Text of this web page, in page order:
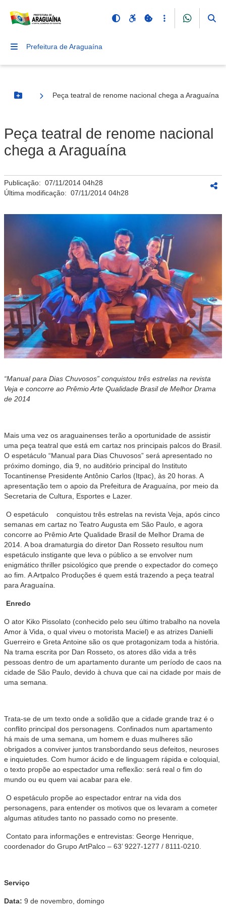
Prefeitura de Araguaína
Botão Menu
Peça teatral de renome nacional chega a Araguaína
Peça teatral de renome nacional
chega a Araguaína
Publicação: 07/11/2014 04h28
Última modificação: 07/11/2014 04h28
“Manual para Dias Chuvosos” conquistou três estrelas na revista
Veja e concorre ao Prêmio Arte Qualidade Brasil de Melhor Drama
de 2014
Mais uma vez os araguainenses terão a oportunidade de assistir
uma peça teatral que está em cartaz nos principais palcos do Brasil.
O espetáculo “Manual para Dias Chuvosos” será apresentado no
próximo domingo, dia 9, no auditório principal do Instituto
Tocantinense Presidente Antônio Carlos (Itpac), às 20 horas. A
apresentação tem o apoio da Prefeitura de Araguaína, por meio da
Secretaria de Cultura, Esportes e Lazer.
O espetáculo
conquistou três estrelas na revista Veja, após cinco
semanas em cartaz no Teatro Augusta em São Paulo, e agora
concorre ao Prêmio Arte Qualidade Brasil de Melhor Drama de
2014. A boa dramaturgia do diretor Dan Rosseto resultou num
espetáculo instigante que leva o público a se envolver num
enigmático thriller psicológico que prende o expectador do começo
ao fim. A Artpalco Produções é quem está trazendo a peça teatral
para Araguaína.
Enredo
O ator Kiko Pissolato (conhecido pelo seu último trabalho na novela
Amor à Vida, o qual viveu o motorista Maciel) e as atrizes Danielli
Guerreiro e Greta Antoine são os que protagonizam toda a história.
Na trama escrita por Dan Rosseto, os atores dão vida a três
pessoas dentro de um apartamento durante um período de caos na
cidade de São Paulo, devido à chuva que cai na cidade por mais de
uma semana.
Trata-se de um texto onde a solidão que a cidade grande traz é o
conflito principal dos personagens. Confinados num apartamento
há mais de uma semana, um homem e duas mulheres são
obrigados a conviver juntos transbordando seus defeitos, neuroses
e inquietudes. Com humor ácido e de linguagem rápida e coloquial,
o texto propõe ao espectador uma reflexão: será real o fim do
mundo ou eu quem vai acabar para ele.
O espetáculo propõe ao espectador entrar na vida dos
personagens, para entender os motivos que os levaram a cometer
algumas atitudes tanto no passado como no presente.
Contato para informações e entrevistas: George Henrique,
coordenador do Grupo ArtPalco – 63’ 9227-1277 / 8111-0210.
Serviço
Data: 9 de novembro, domingo